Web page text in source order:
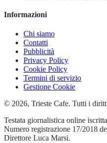
Informazioni
Chi siamo
Contatti
Pubblicità
Privacy Policy
Cookie Policy
Termini di servizio
Gestione Cookie
© 2026, Trieste Cafe. Tutti i
Testata giornalistica online
Numero registrazione 17/2018
Direttore Luca Marsi.